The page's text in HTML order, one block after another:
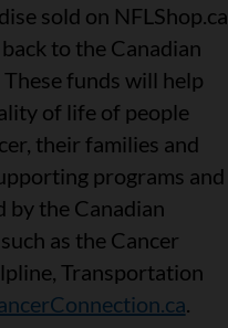
sold on NFLShop.ca
to the Canadian
funds will help
of life of people
their families and
programs and
by the Canadian
as the Cancer
Transportation